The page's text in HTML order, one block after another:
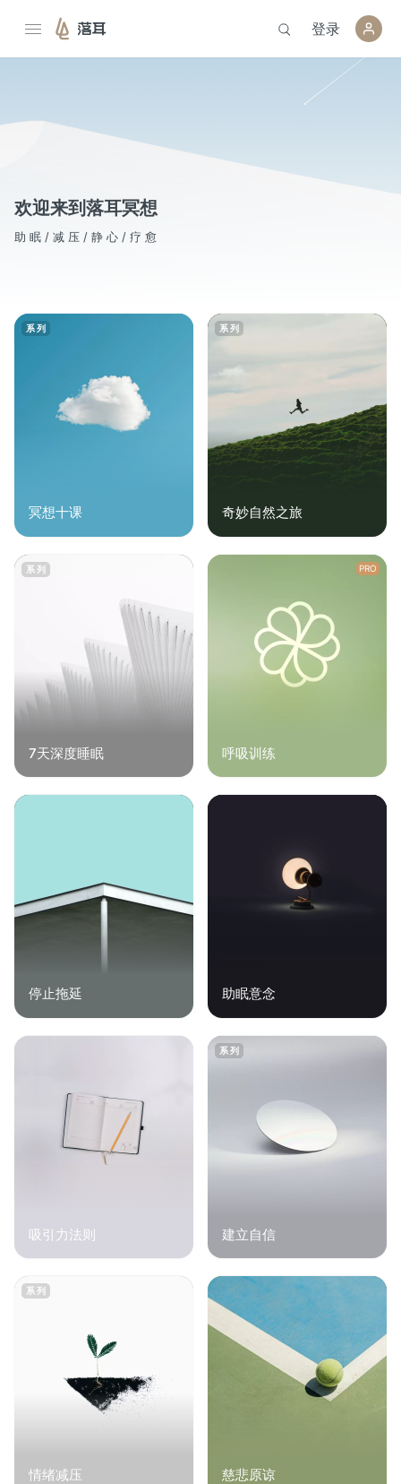
落耳 登录
欢迎来到落耳冥想
助 眠 / 减 压 / 静 心 / 疗 愈
系列
冥想十课
系列
奇妙自然之旅
系列
7天深度睡眠
PRO
呼吸训练
停止拖延 助眠意念
吸引力法则
系列
建立自信
系列
情绪减压 慈悲原谅